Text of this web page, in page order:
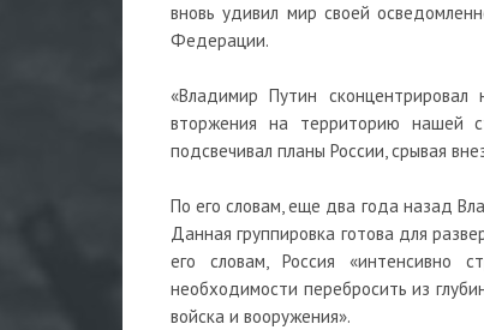
вновь удивил мир своей
Федерации.
«Владимир Путин сконцентрировал
вторжения на территорию нашей
подсвечивал планы России, срывая
По его словам, еще два года назад
Данная группировка готова для
его словам, Россия «интенсивно
необходимости перебросить из
войска и вооружения».